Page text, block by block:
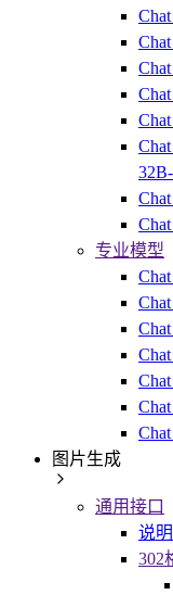
专业模型
图片生成
通用接口
说明
302